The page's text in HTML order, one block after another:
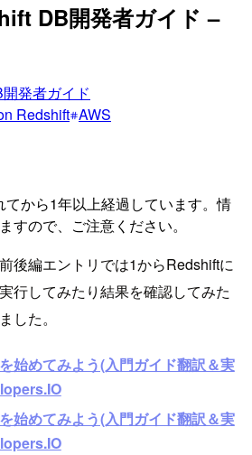
DB開発者ガイド –
発者ガイド
Redshift AWS
てから1年以上経過しています。情
すので、ご注意ください。
後編エントリでは1からRedshiftに
行してみたり結果を確認してみた
した。
始めてみよう(入門ガイド翻訳＆実
始めてみよう(入門ガイド翻訳＆実